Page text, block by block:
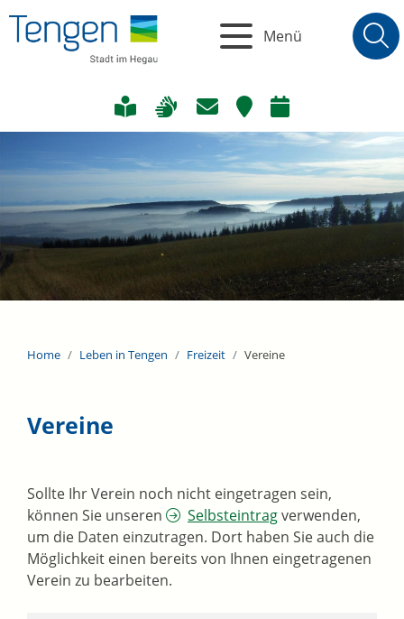
Menü
Home Leben in Tengen Freizeit Vereine
Vereine
Sollte Ihr Verein noch nicht eingetragen sein,
können Sie unseren
Selbsteintragverwenden,
um die Daten einzutragen. Dort haben Sie auch die
Möglichkeit einen bereits von Ihnen eingetragenen
Verein zu bearbeiten.